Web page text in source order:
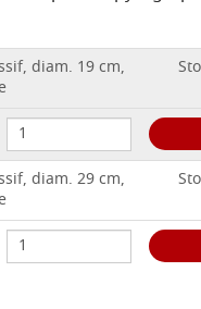
diam. 19 cm,
diam. 29 cm,